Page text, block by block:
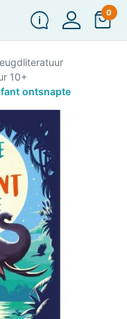
0
10+
ontsnapte